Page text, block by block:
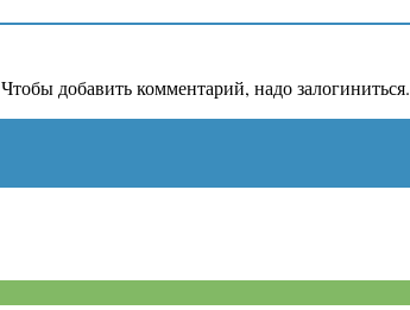
Чтобы добавить комментарий, надо залогиниться.